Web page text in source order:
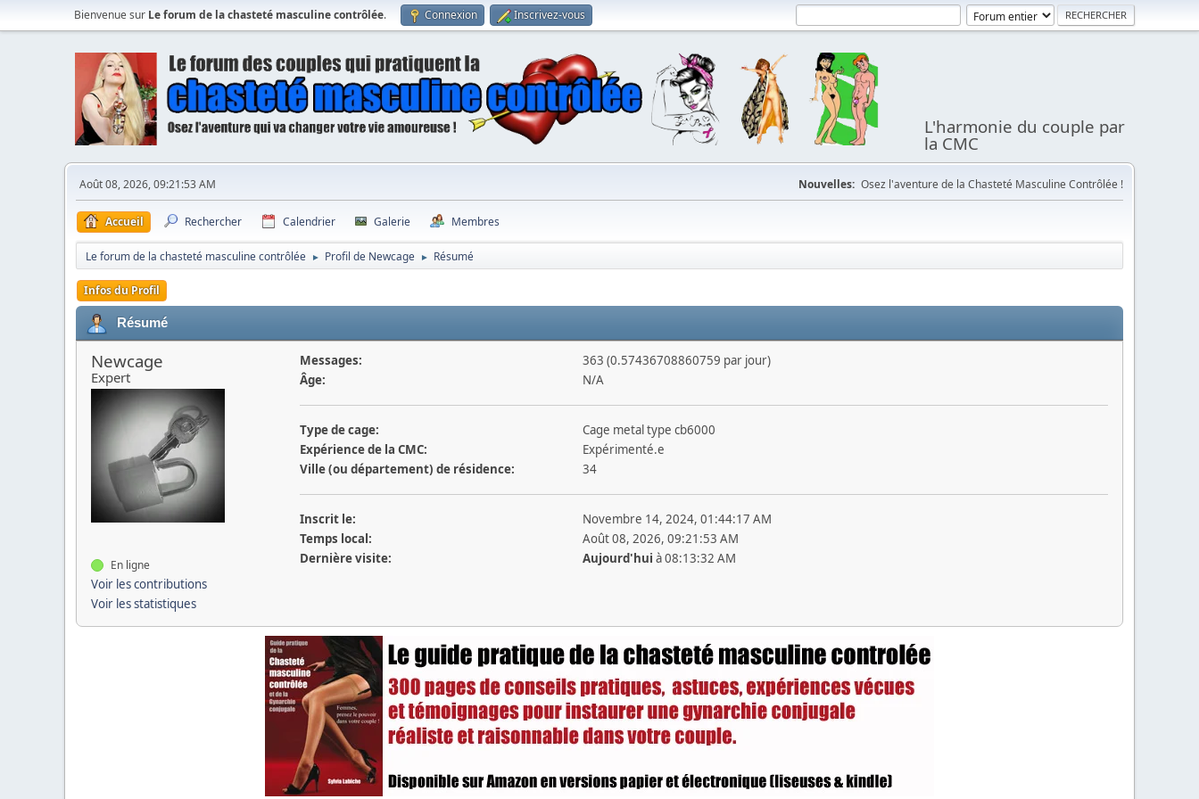
Bienvenue sur Le forum de la chasteté masculine contrôlée. Connexion Inscrivez-vous
L'harmonie du couple par
la CMC
Août 08, 2026, 09:21:53 AM Nouvelles: Osez l'aventure de la Chasteté Masculine Contrôlée !
Accueil Rechercher Calendrier Galerie Membres
Le forum de la chasteté masculine contrôlée ► Profil de Newcage ► Résumé
Infos du Profil
Résumé
Newcage
Expert
En ligne
Voir les contributions
Voir les statistiques
Messages:
363 (0.57436708860759 par jour)
Âge:
N/A
Type de cage:
Cage metal type cb6000
Expérience de la CMC:
Expérimenté.e
Ville (ou département) de résidence:
34
Inscrit le:
Novembre 14, 2024, 01:44:17 AM
Temps local:
Août 08, 2026, 09:21:53 AM
Dernière visite:
Aujourd'hui à 08:13:32 AM